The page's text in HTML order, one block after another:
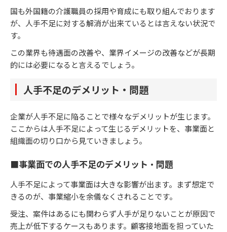
国も外国籍の介護職員の採用や育成にも取り組んでおります
が、人手不足に対する解消が出来ているとは言えない状況で
す。
この業界も待遇面の改善や、業界イメージの改善などが長期
的には必要になると言えるでしょう。
人手不足のデメリット・問題
企業が人手不足に陥ることで様々なデメリットが生じます。
ここからは人手不足によって生じるデメリットを、事業面と
組織面の切り口から見ていきましょう。
■事業面での人手不足のデメリット・問題
人手不足によって事業面は大きな影響が出ます。まず想定で
きるのが、事業縮小を余儀なくされることです。
受注、案件はあるにも関わらず人手が足りないことが原因で
売上が低下するケースもあります。顧客接地面を担っていた